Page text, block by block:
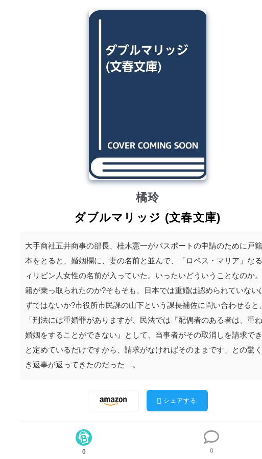
橘玲
ダブルマリッジ (文春文庫)
大手商社五井商事の部長、桂木憲一がパスポートの申請のために戸
本をとると、婚姻欄に、妻の名前と並んで、「ロペス・マリア」な
ィリピン人女性の名前が入っていた。いったいどういうことなのか
籍が乗っ取られたのか?そもそも、日本では重婚は認められていない
ずではないか?市役所市民課の山下という課長補佐に問い合わせると、
「刑法には重婚罪がありますが、民法では『配偶者のある者は、重
婚姻をすることができない』として、当事者がその取消しを請求で
と定めているだけですから、請求がなければそのままです」との驚
き返事が返ってきたのだった―。
シェアする
0 0
大手商社五井商事の部長、桂木憲一がパスポートの申請のために戸籍
をとると、婚姻欄に、妻の名前と並んで、「ロペス・マリア」なるフ
ピン人女性の名前が入っていた。いったいどういうことなのか。戸籍
いか?市役所市民課の山下という課長補佐に問い合わせると、「刑法に
重婚罪がありますが、民法では『配偶者のある者は、重ねて婚姻をす
けですから、請求がなければそのままです」との驚くべき返事が返っ